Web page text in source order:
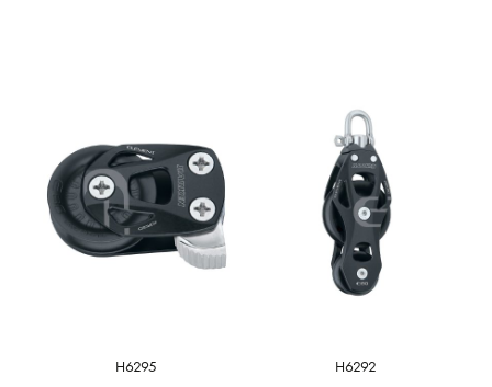
H6295 H6292